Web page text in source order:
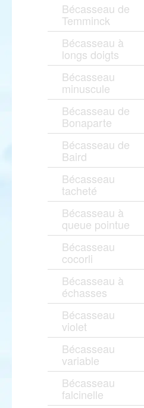
Bécasseau de
Temminck
Bécasseau à
longs doigts
Bécasseau
minuscule
Bécasseau de
Bonaparte
Bécasseau de
Baird
Bécasseau
tacheté
Bécasseau à
queue pointue
Bécasseau
cocorli
Bécasseau à
échasses
Bécasseau
violet
Bécasseau
variable
Bécasseau
falcinelle